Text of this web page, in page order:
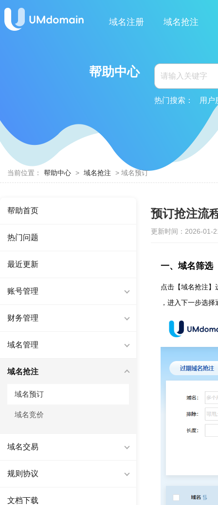
域名注册 域名抢注
帮助中心
热门搜索： 用户
当前位置： 帮助中心 > 域名抢注 > 域名预订
帮助首页
热门问题
最近更新
账号管理
财务管理
域名管理
域名抢注
域名预订
域名竞价
域名交易
规则协议
文档下载
预订抢注流
更新时间：2026-01-
一、域名筛选
点击【域名抢注】
，进入下一步选择